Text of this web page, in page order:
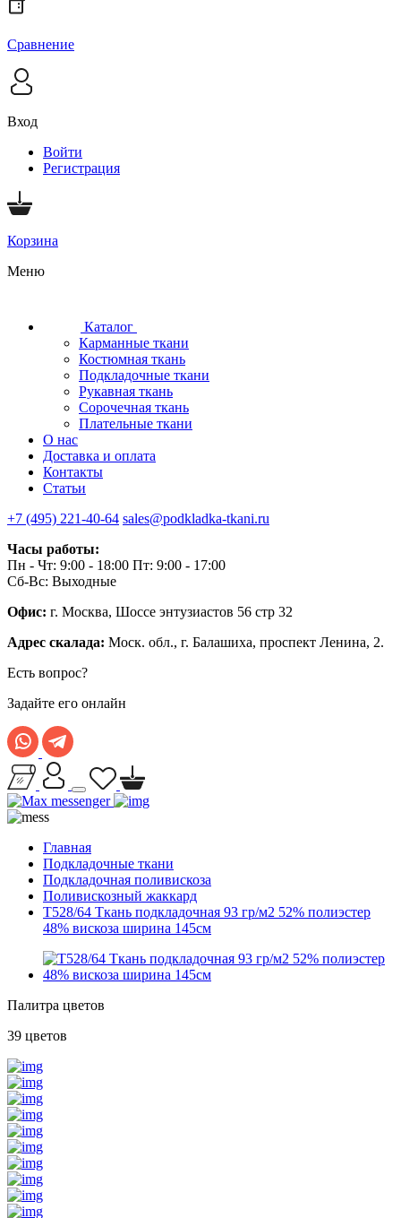
Сравнение
Вход
Войти
Регистрация
Корзина
Меню
Каталог
Карманные ткани
Костюмная ткань
Подкладочные ткани
Рукавная ткань
Сорочечная ткань
Плательные ткани
О нас
Доставка и оплата
Контакты
Статьи
+7 (495) 221-40-64 sales@podkladka-tkani.ru
Часы работы:
Пн - Чт: 9:00 - 18:00 Пт: 9:00 - 17:00
Сб-Вс: Выходные
Офис: г. Москва, Шоссе энтузиастов 56 стр 32
Адрес скалада: Моск. обл., г. Балашиха, проспект Ленина, 2.
Есть вопрос?
Задайте его онлайн
Главная
Подкладочные ткани
Подкладочная поливискоза
Поливискозный жаккард
T528/64 Ткань подкладочная 93 гр/м2 52% полиэстер
48% вискоза ширина 145см
Палитра цветов
39 цветов